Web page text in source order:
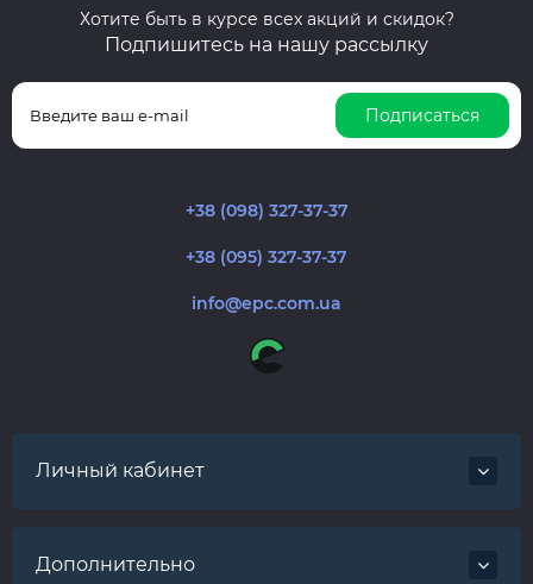
Хотите быть в курсе всех акций и скидок?
Подпишитесь на нашу рассылку
Подписаться
+38 (098) 327-37-37
+38 (095) 327-37-37
info@epc.com.ua
Личный кабинет
Дополнительно